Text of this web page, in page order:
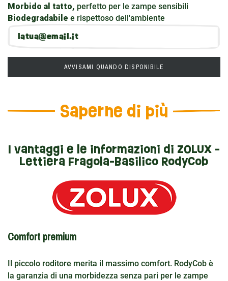
Morbido al tatto, perfetto per le zampe sensibili
Biodegradabile e rispettoso dell'ambiente
AVVISAMI QUANDO DISPONIBILE
Saperne di più
I vantaggi e le informazioni di ZOLUX -
Lettiera Fragola-Basilico RodyCob
Comfort premium
Il piccolo roditore merita il massimo comfort. RodyCob è
la garanzia di una morbidezza senza pari per le zampe